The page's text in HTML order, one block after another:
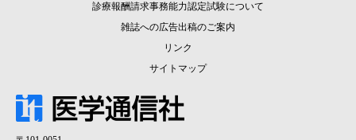
診療報酬請求事務能力認定試験について
雑誌への広告出稿のご案内
リンク
サイトマップ